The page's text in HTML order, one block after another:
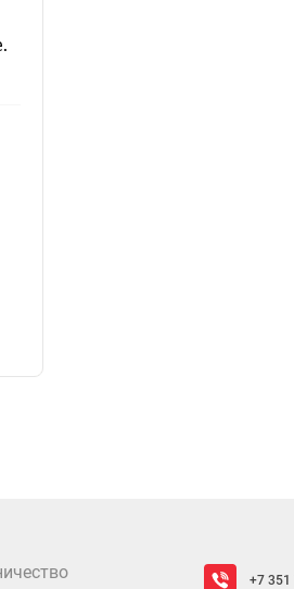
+7 351